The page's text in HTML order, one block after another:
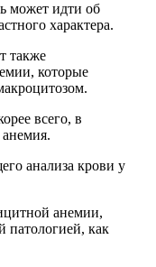
может идти об
характера.
также
которые
всего, в
анемия.
анализа крови у
анемии,
патологией, как